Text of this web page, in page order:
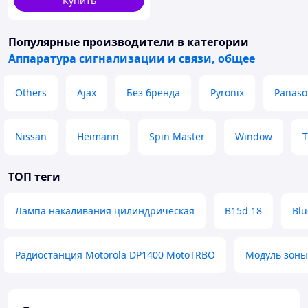
110-220
IP 41
Масса, кг, не более
0,21
Популярные производители в категории
Аппаратура сигнализации и связи, общее
Others Ajax Без бренда Pyronix
Nissan Heimann Spin Master Window
ТОП теги
Лампа накаливания цилиндрическая B15d 18
Радиостанция Motorola DP1400 MotoTRBO Модуль